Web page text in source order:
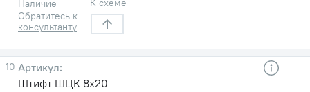
Наличие
Обратитесь к
консультанту
К схеме
10
Штифт ШЦК 8х20